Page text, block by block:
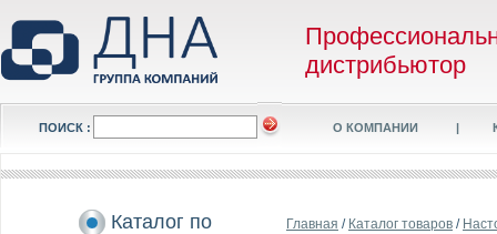
дистрибьютор
ПОИСК : О КОМПАНИИ |
Каталог по Главная / Каталог товаров /